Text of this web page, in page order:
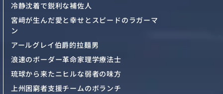
冷静沈着で鋭利な補佐人
宮﨑が生んだ愛と幸せとスピードのラガーマ
ン
アールグレイ伯爵的拉麺男
浪速のボーダー革命家理学療法士
琉球から来たニヒルな弱者の味方
上州困窮者支援チームのボランチ